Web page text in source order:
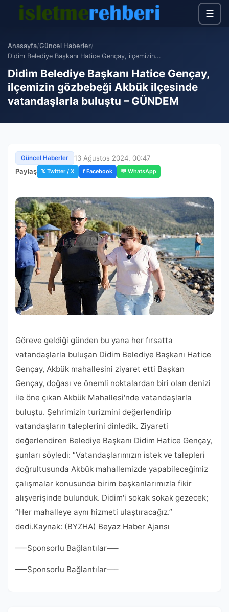
☰
Anasayfa/Güncel Haberler/
Didim Belediye Başkanı Hatice Gençay, ilçemizin...
Didim Belediye Başkanı Hatice Gençay,
ilçemizin gözbebeği Akbük ilçesinde
vatandaşlarla buluştu – GÜNDEM
Güncel Haberler
13 Ağustos 2024, 00:47
Paylaş 𝕏 Twitter / X f Facebook 💬 WhatsApp
Göreve geldiği günden bu yana her fırsatta
vatandaşlarla buluşan Didim Belediye Başkanı Hatice
Gençay, Akbük mahallesini ziyaret etti Başkan
Gençay, doğası ve önemli noktalardan biri olan denizi
ile öne çıkan Akbük Mahallesi'nde vatandaşlarla
buluştu. Şehrimizin turizmini değerlendirip
vatandaşların taleplerini dinledik. Ziyareti
değerlendiren Belediye Başkanı Didim Hatice Gençay,
şunları söyledi: “Vatandaşlarımızın istek ve talepleri
doğrultusunda Akbük mahallemizde yapabileceğimiz
çalışmalar konusunda birim başkanlarımızla fikir
alışverişinde bulunduk. Didim'i sokak sokak gezecek;
“Her mahalleye aynı hizmeti ulaştıracağız.”
dedi.Kaynak: (BYZHA) Beyaz Haber Ajansı
—–Sponsorlu Bağlantılar—–
—–Sponsorlu Bağlantılar—–